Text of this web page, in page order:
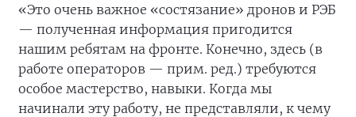
«Это очень важное «состязание» дронов и РЭБ
— полученная информация пригодится
нашим ребятам на фронте. Конечно, здесь (в
работе операторов — прим. ред.) требуются
особое мастерство, навыки. Когда мы
начинали эту работу, не представляли, к чему